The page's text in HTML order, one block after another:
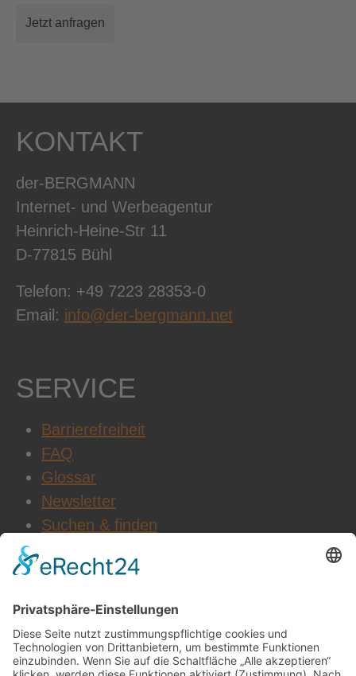
Jetzt anfragen
KONTAKT
der-BERGMANN
Internet- und Werbeagentur
Heinrich-Heine-Str 11
D-77815 Bühl
Telefon: +49 7223 28353-0
Email: info@der-bergmann.net
SERVICE
Barrierefreiheit
FAQ
Glossar
Newsletter
Suchen & finden
WEITERE INFOS
Datenschutz
Impressum